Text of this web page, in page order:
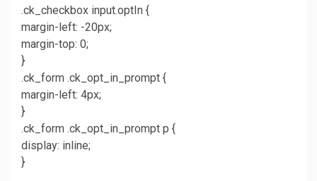
.ck_checkbox input.optIn {
margin-left: -20px;
margin-top: 0;
}
.ck_form .ck_opt_in_prompt {
margin-left: 4px;
}
.ck_form .ck_opt_in_prompt p {
display: inline;
}